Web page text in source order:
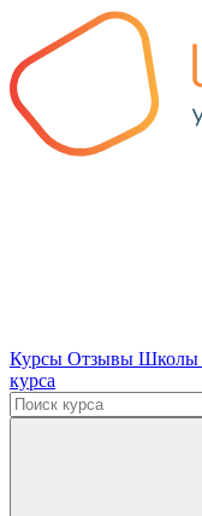
Курсы Отзывы Школы
курса